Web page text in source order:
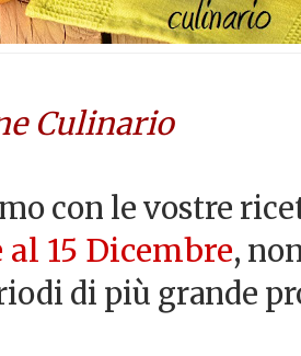
Culinario
con le vostre
15 Dicembre,
di più grande